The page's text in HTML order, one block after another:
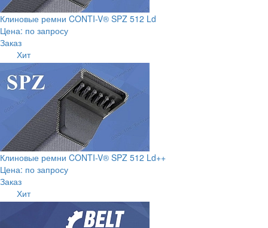
Клиновые ремни CONTI-V® SPZ 512 Ld
Цена: по запросу
Заказ
Хит
Клиновые ремни CONTI-V® SPZ 512 Ld++
Цена: по запросу
Заказ
Хит